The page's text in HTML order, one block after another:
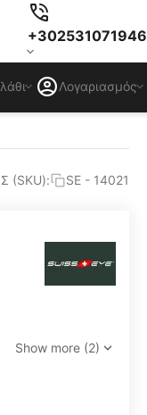
+302531071946
Λογαριασμός
(SKU): SE - 14021
Show more (2)